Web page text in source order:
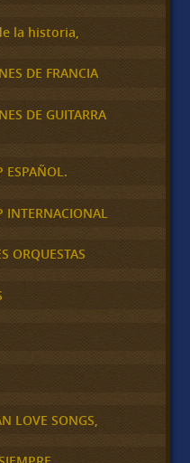
la historia,
DE FRANCIA
DE GUITARRA
ESPAÑOL.
INTERNACIONAL
ORQUESTAS
LOVE SONGS,